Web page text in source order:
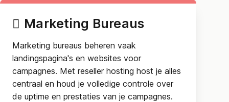
Marketing Bureaus
Marketing bureaus beheren vaak
landingspagina's en websites voor
campagnes. Met reseller hosting host je alles
centraal en houd je volledige controle over
de uptime en prestaties van je campagnes.